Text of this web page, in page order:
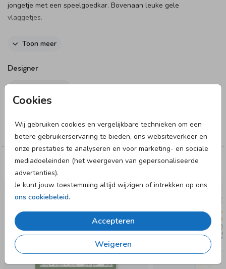
Cookies
Wij gebruiken cookies en vergelijkbare technieken om een
betere gebruikerservaring te bieden, ons websiteverkeer en
onze prestaties te analyseren en voor marketing- en sociale
mediadoeleinden (het weergeven van gepersonaliseerde
advertenties).
Je kunt jouw toestemming altijd wijzigen of intrekken op ons
ons cookiebeleid.
Accepteren
Weigeren
jongetje met een speelgoedkar. Bovenaan leuke gele
vlaggetjes.
Maak je bestelling compleet:
Enveloppen vooraf Sluitzegels
Toon meer
Designer
Jongen
Deze designs vind je misschien ook leuk
GEBOORTEKAARTJE